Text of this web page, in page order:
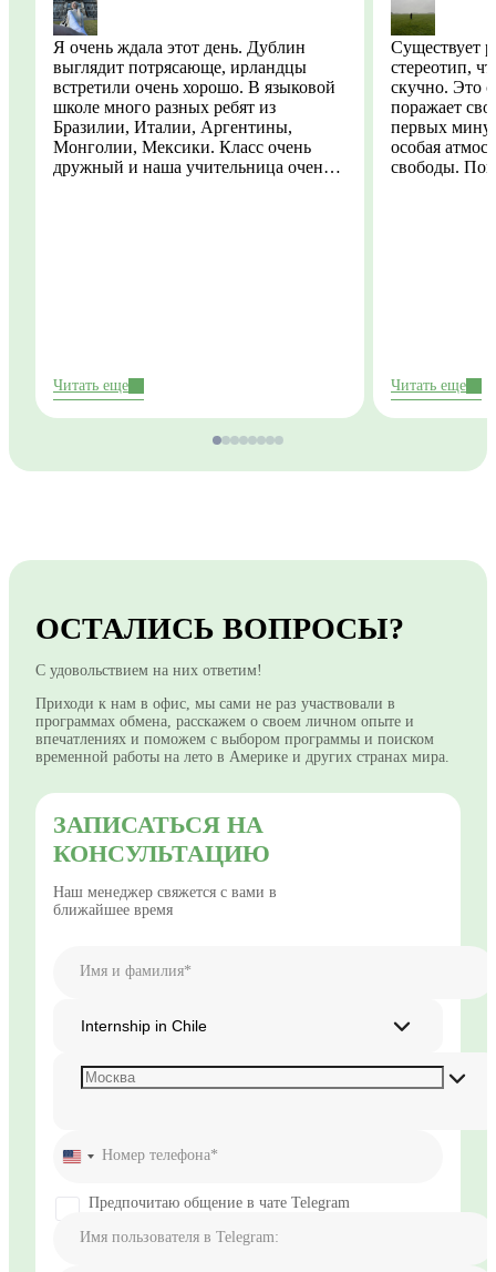
Я очень ждала этот день. Дублин
выглядит потрясающе, ирландцы
встретили очень хорошо. В языковой
школе много разных ребят из
Бразилии, Италии, Аргентины,
Монголии, Мексики. Класс очень
дружный и наша учительница очень
Читать еще
Существует
стереотип,
скучно. Это
поражает
первых
особая
свободы.
Читать еще
ОСТАЛИСЬ ВОПРОСЫ?
С удовольствием на них ответим!
Приходи к нам в офис, мы сами не раз участвовали в
программах обмена, расскажем о своем личном опыте и
впечатлениях и поможем с выбором программы и поиском
временной работы на лето в Америке и других странах мира.
ЗАПИСАТЬСЯ НА
КОНСУЛЬТАЦИЮ
Наш менеджер свяжется с вами в
ближайшее время
Имя и фамилия*
Internship in Chile
United
+1
Номер телефона*
Предпочитаю общение в чате Telegram
Имя пользователя в Telegram: